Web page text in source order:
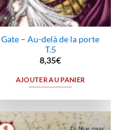
Gate – Au-delà de la porte
T.5
8,35€
AJOUTER AU PANIER